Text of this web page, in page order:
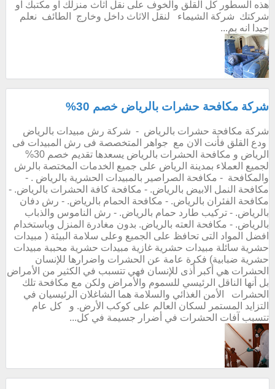
هذه السطور كل القلق والخوف على نقل اثاث منزلك او مكتبك او
شركتك شركة الشيماء لنقل الاثاث داخل وخارج الطائف نعلم
جيدا انه بم...
شركة مكافحة حشرات بالرياض خصم 30%
شركة مكافحة حشرات بالرياض - شركة رش مبيدات بالرياض
ودع القلق فأنت الان مع جواهر المتخصصة فى رش المبيدات فى
الرياض و مكافحة الحشرات بالرياض يسعدها تقديم خصم 30%
لجميع العملاء بمدينة الرياض على جميع الخدمات المختصة بالرش
والمكافحة - مكافحة الصراصير بالمبيدات الحشرية بالرياض . -
مكافحة النمل الابيض بالرياض. - مكافحة كافة الحشرات بالرياض. -
مكافحة الفئران بالرياض. - مكافحة الحمام بالرياض. - رش دفان
بالرياض. - تركيب طارد حمام بالرياض. - رش الناموس والذباب
بالرياض. - مكافحة العته بالرياض. بدون مغادرة المنزل وباستخدام
افضل المواد التى تحافظ على الجميع وعلى سلامة البيئة ( مبيدات
حشرية سائلة مبيدات حشرية غازية مبيدات حشرية محببة مبيدات
حشرية ضبابية) فكرة عامة عن الحشرات واضرارها للإنسان
الحشرات هي أكبر أذى للإنسان فهي تتسبب في الكثير من الأمراض
بل أنها الناقل الرئيسي للسموم والأمراض ولكن مع مكافحة تلك
الحشرات الأمن الغذائي والسلامة هما الشاغلان الرئيسيان في
التزايد المستمر لسكان العالم على كوكب الأرض. و كل عام
تتسبب آفات الحشرات في أضرار جسيمة في كل...